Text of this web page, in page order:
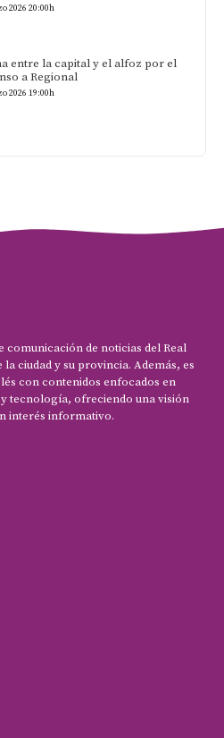
2026 20:00h
entre la capital y el alfoz por el
a Regional
2026 19:00h
comunicación de noticias del Real
ciudad y su provincia. Además, es
con contenidos enfocados en
tecnología, ofreciendo una visión
interés informativo.